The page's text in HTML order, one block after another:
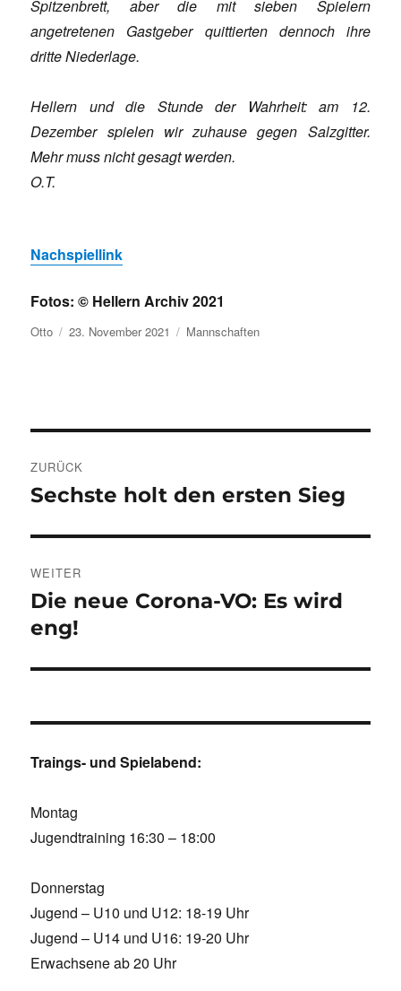
Spitzenbrett, aber die mit sieben Spielern
angetretenen Gastgeber quittierten dennoch ihre
dritte Niederlage.
Hellern und die Stunde der Wahrheit: am 12.
Dezember spielen wir zuhause gegen Salzgitter.
Mehr muss nicht gesagt werden.
O.T.
Nachspiellink
Fotos: © Hellern Archiv 2021
Autor
Otto Veröffentlicht
am
23. November 2021 Kategorien
Mannschaften
ZURÜCK
Vorheriger
Sechste holt den ersten Sieg
WEITER
Nächster
Beitrag:
Die neue Corona-VO: Es wird
eng!
Traings- und Spielabend:
Montag
Jugendtraining 16:30 – 18:00
Donnerstag
Jugend – U10 und U12: 18-19 Uhr
Jugend – U14 und U16: 19-20 Uhr
Erwachsene ab 20 Uhr